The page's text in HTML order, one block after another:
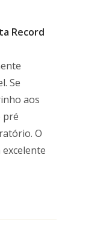
Record
Se
aos
pré
O
excelente